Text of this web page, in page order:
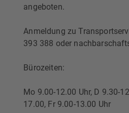
angeboten.
Anmeldung zu
393 388 oder
Bürozeiten:
Mo 9.00-12.00 Uhr, D 9.30-
17.00, Fr 9.00-13.00 Uhr